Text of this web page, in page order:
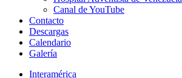
Canal de YouTube
Contacto
Descargas
Calendario
Galería
Interamérica